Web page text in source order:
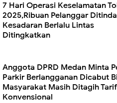
7 Hari Operasi Keselamatan
2025,Ribuan Pelanggar
Kesadaran Berlalu Lintas
Ditingkatkan
Anggota DPRD Medan Minta
Parkir Berlangganan Dicabut
Masyarakat Masih Ditagih Tarif
Konvensional